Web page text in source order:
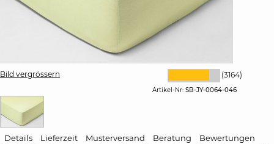
Bild vergrössern (3164)
Artikel-Nr: SB-JY-0064-046
Details Lieferzeit Musterversand Beratung Bewertungen